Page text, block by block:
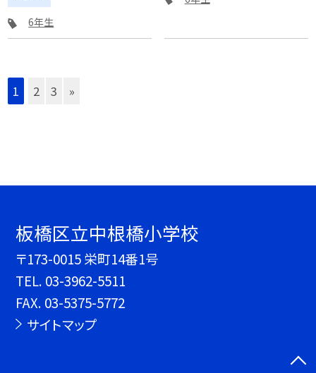
6年生
1 2 3 »
板橋区立中根橋小学校
〒173-0015 栄町14番1号
TEL. 03-3962-5511
FAX. 03-5375-5772
サイトマップ